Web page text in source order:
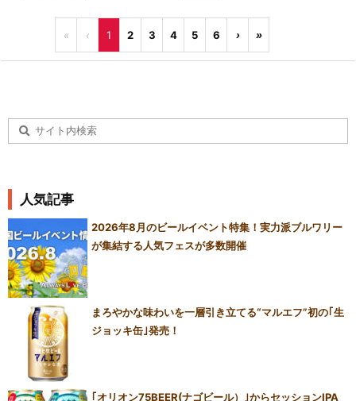
« ‹ 1 2 3 4 5 6 › »
人気記事
2026年8月のビールイベント特集！実力派ブルワリー
が集結する人気フェスが多数開催
まろやかな味わいを一層引き立てる“マルエフ”初の｢生
ジョッキ缶｣発売！
｢オリオン75BEER(ナゴビール）｣からセッションIPA